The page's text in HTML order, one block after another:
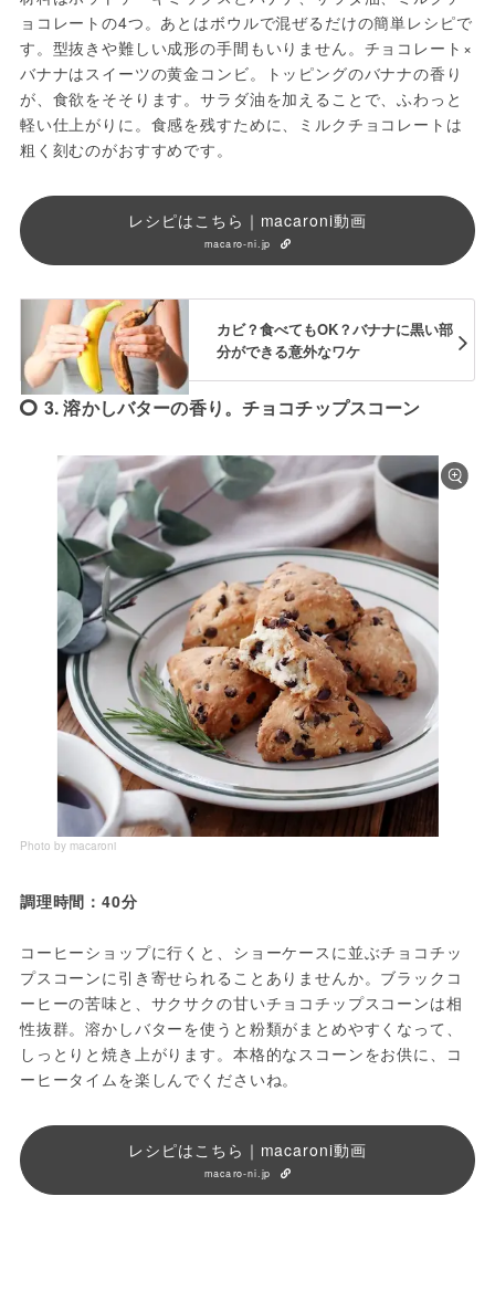
ョコレートの4つ。あとはボウルで混ぜるだけの簡単レシピで
す。型抜きや難しい成形の手間もいりません。チョコレート×
バナナはスイーツの黄金コンビ。トッピングのバナナの香り
が、食欲をそそります。サラダ油を加えることで、ふわっと
軽い仕上がりに。食感を残すために、ミルクチョコレートは
粗く刻むのがおすすめです。
レシピはこちら｜macaroni動画
macaro-ni.jp
カビ？食べてもOK？バナナに黒い部
分ができる意外なワケ
3. 溶かしバターの香り。チョコチップスコーン
Photo by macaroni
調理時間：40分
コーヒーショップに行くと、ショーケースに並ぶチョコチッ
プスコーンに引き寄せられることありませんか。ブラックコ
ーヒーの苦味と、サクサクの甘いチョコチップスコーンは相
性抜群。溶かしバターを使うと粉類がまとめやすくなって、
しっとりと焼き上がります。本格的なスコーンをお供に、コ
ーヒータイムを楽しんでくださいね。
レシピはこちら｜macaroni動画
macaro-ni.jp